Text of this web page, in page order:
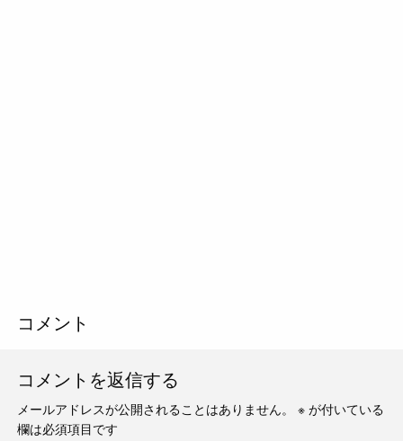
コメント
コメントを返信する
メールアドレスが公開されることはありません。 ※ が付いている
欄は必須項目です